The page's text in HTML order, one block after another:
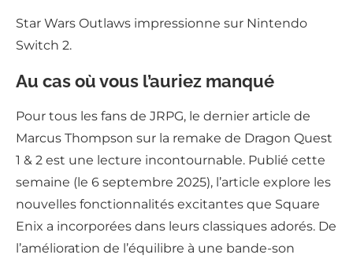
Star Wars Outlaws impressionne sur Nintendo
Switch 2.
Au cas où vous l’auriez manqué
Pour tous les fans de JRPG, le dernier article de
Marcus Thompson sur la remake de Dragon Quest
1 & 2 est une lecture incontournable. Publié cette
semaine (le 6 septembre 2025), l’article explore les
nouvelles fonctionnalités excitantes que Square
Enix a incorporées dans leurs classiques adorés. De
l’amélioration de l’équilibre à une bande-son